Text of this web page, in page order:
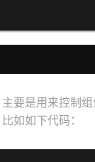
要是用来控制
如如下代码：